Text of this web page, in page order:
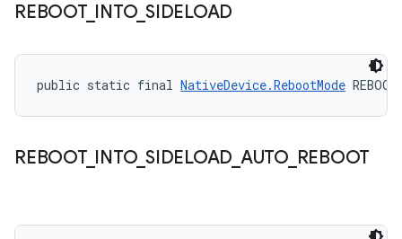
REBOOT_ INTO_ SIDELOAD
public static final NativeDevice.RebootMode
REBOOT_ INTO_ SIDELOAD AUTO_ REBOOT